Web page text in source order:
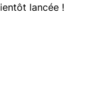
lancée !